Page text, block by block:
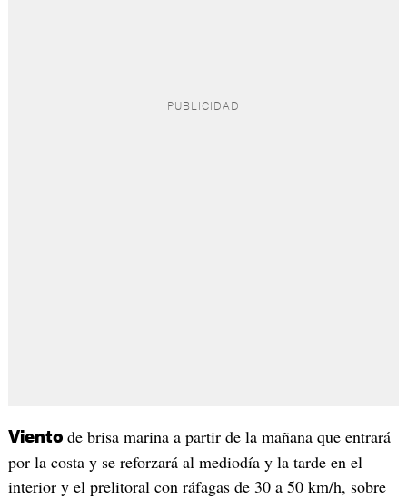
Viento de brisa marina a partir de la mañana que entrará
por la costa y se reforzará al mediodía y la tarde en el
interior y el prelitoral con ráfagas de 30 a 50 km/h, sobre